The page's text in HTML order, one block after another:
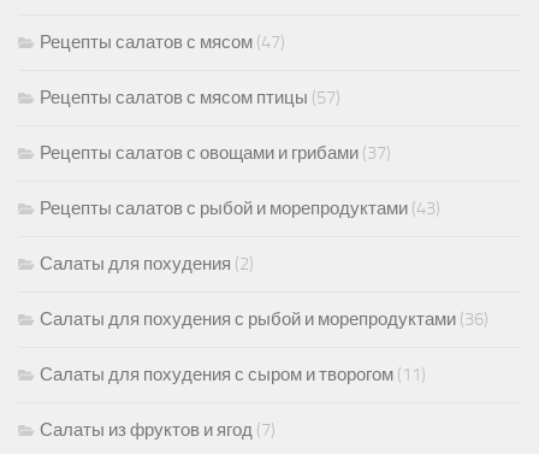
Рецепты салатов с мясом (47)
Рецепты салатов с мясом птицы (57)
Рецепты салатов с овощами и грибами (37)
Рецепты салатов с рыбой и морепродуктами (43)
Салаты для похудения (2)
Салаты для похудения с рыбой и морепродуктами (36)
Салаты для похудения с сыром и творогом (11)
Салаты из фруктов и ягод (7)